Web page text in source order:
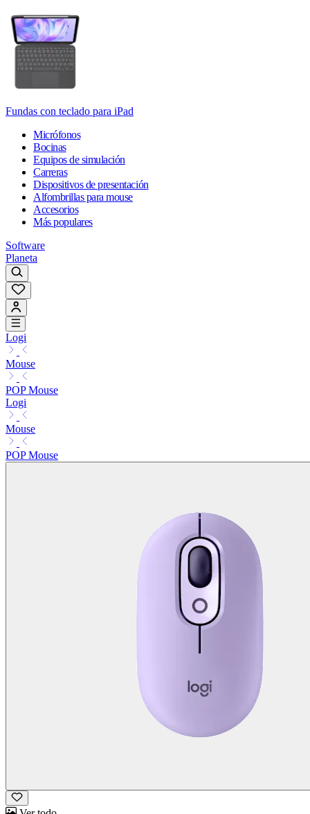
Fundas con teclado para iPad
Micrófonos
Bocinas
Equipos de simulación
Carreras
Dispositivos de presentación
Alfombrillas para mouse
Accesorios
Más populares
Software
Planeta
Logi
Mouse
POP Mouse
Logi
Mouse
POP Mouse